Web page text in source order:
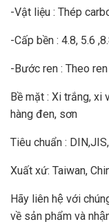
-Vật liệu : Thép
-Cấp bền : 4.8, 5.6
-Bước ren : Theo
Bề mặt : Xi trắng, xi
hàng đen, sơn
Tiêu chuẩn :
Xuất xứ: Taiwan,
Hãy liên hệ với
về sản phẩm và